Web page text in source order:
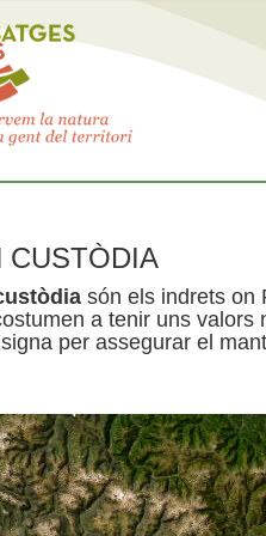
CUSTÒDIA
són els indrets on
a tenir uns
per assegurar el